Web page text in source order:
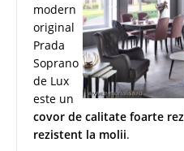
modern
original
Prada
Soprano
de Lux
este un
covor de calitate foarte
rezistent la molii.